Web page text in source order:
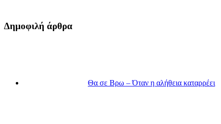
Δημοφιλή άρθρα
Θα σε Βρω – Όταν η αλήθεια καταρρέει